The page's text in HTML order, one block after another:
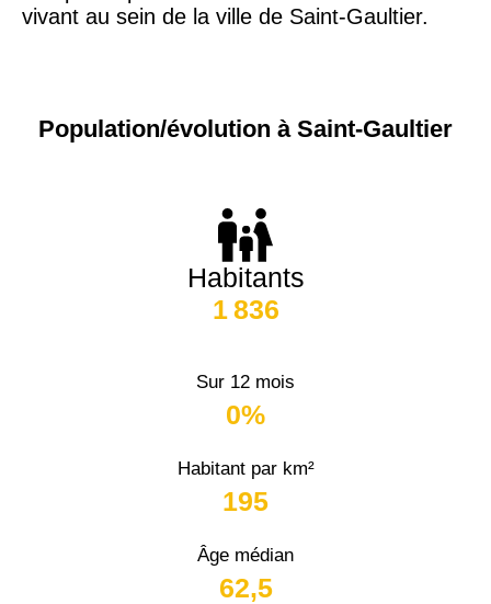
vivant au sein de la ville de Saint-Gaultier.
Population/évolution à Saint-Gaultier
Habitants
1 836
Sur 12 mois
0%
Habitant par km²
195
Âge médian
62,5